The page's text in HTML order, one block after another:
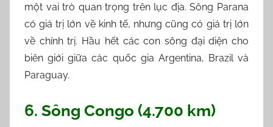
một vai trò quan trọng trên lục địa. Sông Parana
có giá trị lớn về kinh tế, nhưng cũng có giá trị lớn
về chính trị. Hầu hết các con sông đại diện cho
biên giới giữa các quốc gia Argentina, Brazil và
Paraguay.
6. Sông Congo (4.700 km)